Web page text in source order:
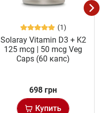
(1)
Solaray Vitamin D3 + K2
125 mcg | 50 mcg Veg
Caps (60 капс)
698 грн
Купить